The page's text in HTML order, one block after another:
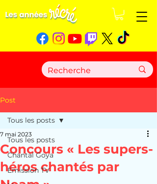
Post
Tous les posts
Chantal Goya
Emission TV
Tous les posts
Concours « Les supers-
héros chantés par
7 mai 2023